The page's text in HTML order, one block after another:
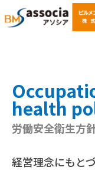
health
労働安全衛生方
経営理念にもと